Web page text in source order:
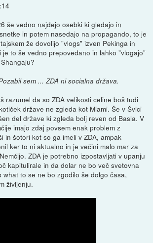
še vedno najdejo osebki ki gledajo in
in potem nasedajo na propagando, to je
že dovolijo "vlogs" izven Pekinga in
je to še vedno prepovedano in lahko "vlogajo"
sem ... ZDA ni socialna država.
razumel da so ZDA velikosti celine boš tudi
države ne zgleda kot Miami. Še v Švici
del države ki zgleda bolj reven od Basla. V
imajo zdaj povsem enak problem z
in šotori kot so ga imeli v ZDA, ampak
ker to ni aktualno in je večini malo mar za
ZDA je potrebno izpostavljati v upanju
kapitulirale in da dolar ne bo več svetovna
what to se ne bo zgodilo še dolgo časa,
življenju.